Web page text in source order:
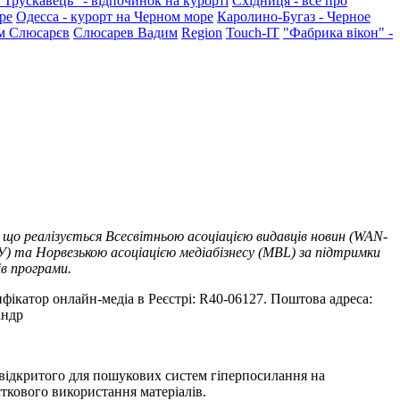
Одесса - курорт на Черном море Каролино-Бугаз - Черное
Слюсарєв Слюсарев Вадим Region Touch-IT "Фабрика вікон" -
Всесвітньою асоціацією видавців новин (WAN-
та Норвезькою асоціацією медіабізнесу (MBL) за підтримки
програми.
онлайн-медіа в Реєстрі: R40-06127. Поштова адреса:
для пошукових систем гіперпосилання на
використання матеріалів.